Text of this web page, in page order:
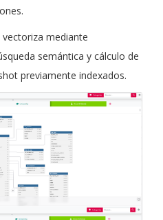
mediante
semántica y cálculo de
previamente indexados.